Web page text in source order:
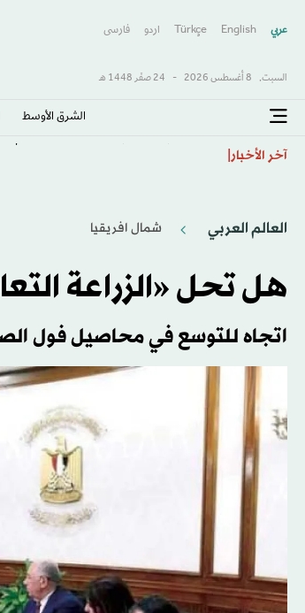
عربي English
Türkçe اردو فارسى
السبت, 8 أغسطس 2026 - 24 صفَر 1448 هـ
الشرق الأوسط​
آخر الأخبار
العالم العربي شمال افريقيا
هل تحل «الزراعة
اتجاه للتوسع في محاصيل فول